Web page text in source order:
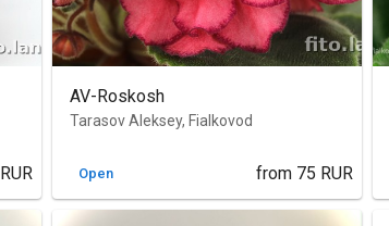
RUR
AV-Roskosh
Tarasov Aleksey, Fialkovod
Open from 75 RUR